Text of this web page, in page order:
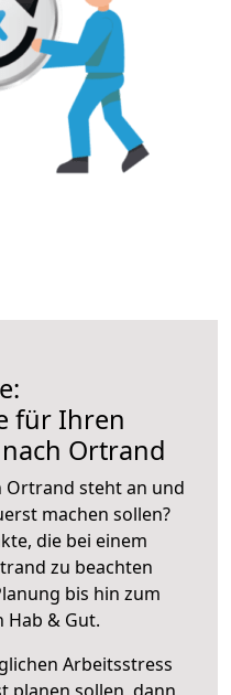
für Ihren
Ortrand
Ortrand steht an und
machen sollen?
die bei einem
zu beachten
bis hin zum
Hab & Gut.
Arbeitsstress